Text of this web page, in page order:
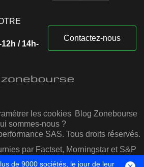
/ 14h-
Contactez-nous
les cookies Blog Zonebourse
sommes-nous ?
SAS. Tous droits réservés.
par Factset, Morningstar et S&P
Capital IQ
de 9000 sociétés, le jour de leur